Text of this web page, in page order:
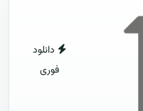
دانلود
فوری